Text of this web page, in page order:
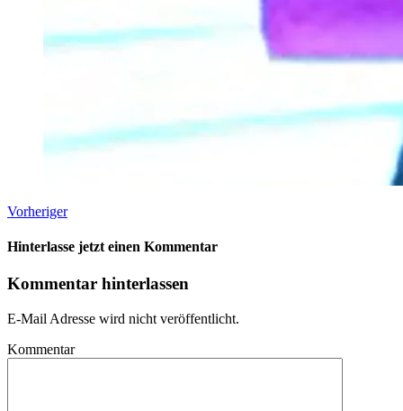
Vorheriger
Hinterlasse jetzt einen Kommentar
Kommentar hinterlassen
E-Mail Adresse wird nicht veröffentlicht.
Kommentar